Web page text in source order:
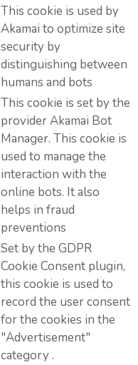
This cookie is used by
Akamai to optimize site
security by
distinguishing between
humans and bots
This cookie is set by the
provider Akamai Bot
Manager. This cookie is
used to manage the
interaction with the
online bots. It also
helps in fraud
preventions
Set by the GDPR
Cookie Consent plugin,
this cookie is used to
record the user consent
for the cookies in the
"Advertisement"
category .